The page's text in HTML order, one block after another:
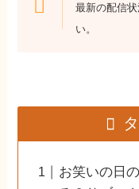
最新の配信
い。
お笑いの日